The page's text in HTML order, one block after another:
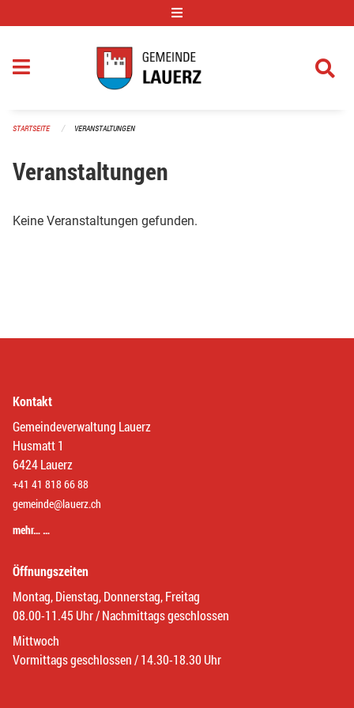
STARTSEITE VERANSTALTUNGEN
Veranstaltungen
Keine Veranstaltungen gefunden.
Kontakt
Gemeindeverwaltung Lauerz
Husmatt 1
6424 Lauerz
+41 41 818 66 88
gemeinde@lauerz.ch
mehr… …
Öffnungszeiten
Montag, Dienstag, Donnerstag, Freitag
08.00-11.45 Uhr / Nachmittags geschlossen
Mittwoch
Vormittags geschlossen / 14.30-18.30 Uhr